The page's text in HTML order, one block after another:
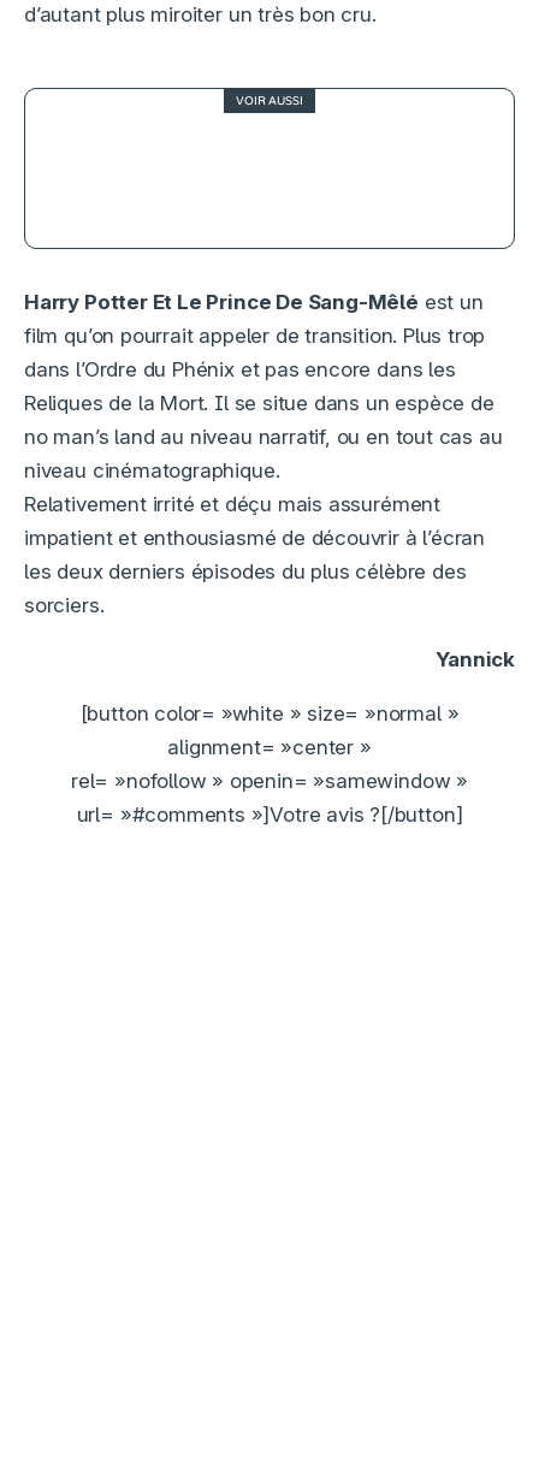
d’autant plus miroiter un très bon cru.
VOIR AUSSI
Harry Potter Et Le Prince De Sang-Mêlé est un
film qu’on pourrait appeler de transition. Plus trop
dans l’Ordre du Phénix et pas encore dans les
Reliques de la Mort. Il se situe dans un espèce de
no man’s land au niveau narratif, ou en tout cas au
niveau cinématographique.
Relativement irrité et déçu mais assurément
impatient et enthousiasmé de découvrir à l’écran
les deux derniers épisodes du plus célèbre des
sorciers.
Yannick
[button color= »white » size= »normal »
alignment= »center »
rel= »nofollow » openin= »samewindow »
url= »#comments »]Votre avis ?[/button]